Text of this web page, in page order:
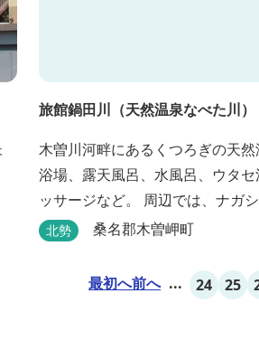
旅館鍋田川（天然温泉なべた川）
木曽川河畔にあるくつろぎの天
浴場、露天風呂、水風呂、ウタ
ッサージなど。 周辺では、ナガ
国営木曽三川公園が楽しめます。
北勢 桑名郡木曽岬町
最初へ前へ ... 24 25